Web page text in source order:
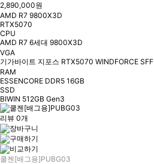
2,890,000원
AMD R7 9800X3D
RTX5070
CPU
AMD R7 6세대 9800X3D
VGA
기가바이트 지포스 RTX5070 WINDFORCE SFF
RAM
ESSENCORE DDR5 16GB
SSD
BIWIN 512GB Gen3
리뷰 0개
쿨젠[배그용]PUBG03